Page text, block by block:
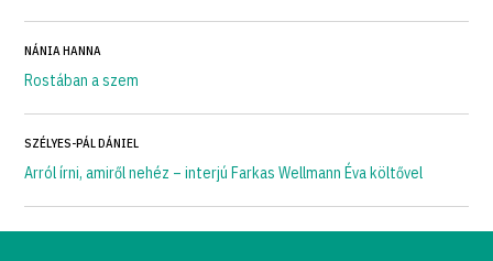
NÁNIA HANNA
Rostában a szem
SZÉLYES-PÁL DÁNIEL
Arról írni, amiről nehéz – interjú Farkas Wellmann Éva költővel